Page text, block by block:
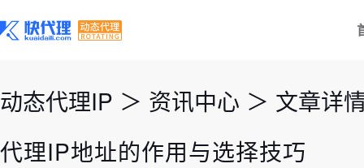
动态代理IP ＞ 资讯中心 ＞ 文章详
代理IP地址的作用与选择技巧